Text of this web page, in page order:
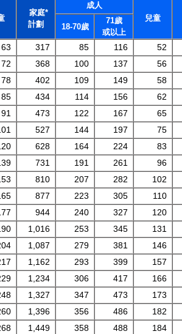
家庭*
計劃
成人
兒童
18-70歲
71歲
或以上
63 317 85 116 52
72
368 100 137 56
78
402 109 149 58
85
434 114 156 62
91
473 122 167 65
527 144 197 75
628 164 224 83
731 191 261 96
810 207 282 102
877 223 305 110
944 240 327 120
1,016 253 345 131
1,087 279 381 146
1,162 293 399 157
1,234 306 417 166
1,327 347 473 173
1,396 356 486 182
1,449 358 488 184